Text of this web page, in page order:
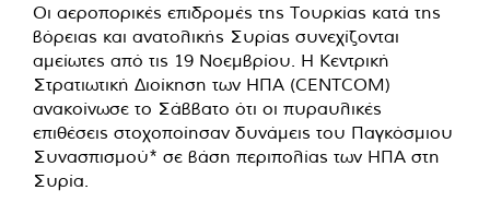
Οι αεροπορικές επιδρομές της Τουρκίας κατά της
βόρειας και ανατολικής Συρίας συνεχίζονται
αμείωτες από τις 19 Νοεμβρίου. Η Κεντρική
Στρατιωτική Διοίκηση των ΗΠΑ (CENTCOM)
ανακοίνωσε το Σάββατο ότι οι πυραυλικές
επιθέσεις στοχοποίησαν δυνάμεις του Παγκόσμιου
Συνασπισμού* σε βάση περιπολίας των ΗΠΑ στη
Συρία.